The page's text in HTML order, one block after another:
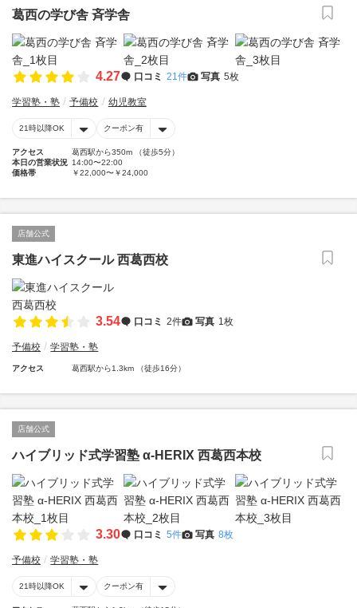
葛西の学び舎 斉学舎
4.27 口コミ 21件 写真 5枚
学習塾・塾 予備校 幼児教室
21時以降OK クーポン有
アクセス
葛西駅から350m （徒歩5分）
本日の営業状況 14:00〜22:00
価格帯
￥22,000〜￥24,000
店舗公式
東進ハイスクール 西葛西校
3.54 口コミ 2件 写真 1枚
予備校 学習塾・塾
アクセス 葛西駅から1.3km （徒歩16分）
店舗公式
ハイブリッド式学習塾 α-HERIX 西葛西本校
3.30 口コミ 5件 写真 8枚
予備校 学習塾・塾
21時以降OK クーポン有